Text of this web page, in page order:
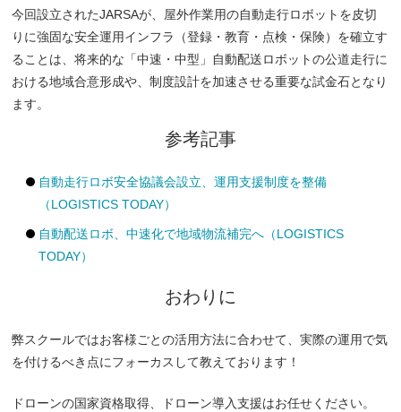
今回設立されたJARSAが、屋外作業用の自動走行ロボットを皮切
りに強固な安全運用インフラ（登録・教育・点検・保険）を確立す
ることは、将来的な「中速・中型」自動配送ロボットの公道走行に
おける地域合意形成や、制度設計を加速させる重要な試金石となり
ます。
参考記事
自動走行ロボ安全協議会設立、運用支援制度を整備
（LOGISTICS TODAY）
自動配送ロボ、中速化で地域物流補完へ（LOGISTICS
TODAY）
おわりに
弊スクールではお客様ごとの活用方法に合わせて、実際の運用で気
を付けるべき点にフォーカスして教えております！
ドローンの国家資格取得、ドローン導入支援はお任せください。